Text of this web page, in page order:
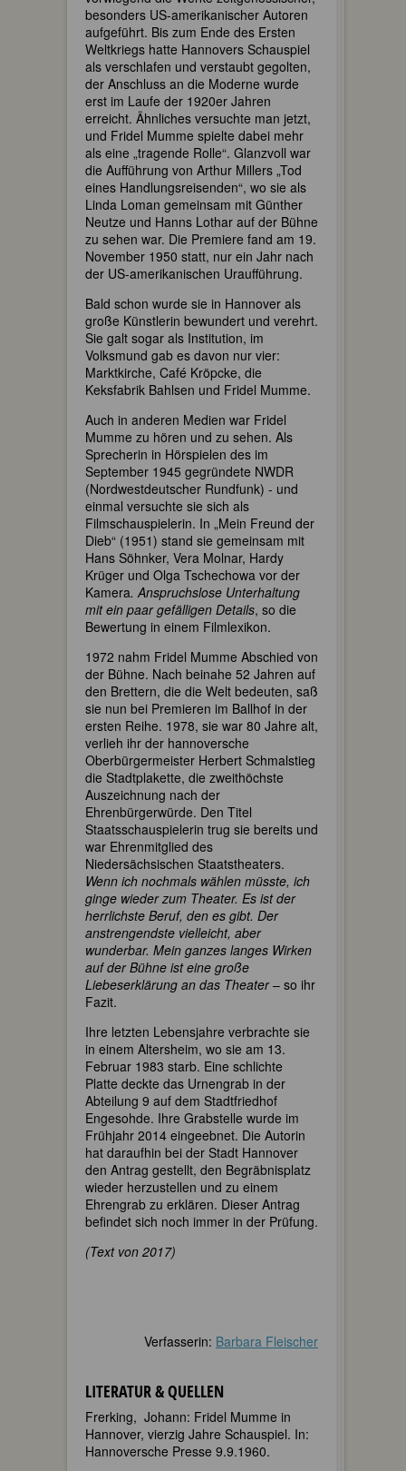
besonders US-amerikanischer Autoren
aufgeführt. Bis zum Ende des Ersten
Weltkriegs hatte Hannovers Schauspiel
als verschlafen und verstaubt gegolten,
der Anschluss an die Moderne wurde
erst im Laufe der 1920er Jahren
erreicht. Ähnliches versuchte man jetzt,
und Fridel Mumme spielte dabei mehr
als eine „tragende Rolle“. Glanzvoll war
die Aufführung von Arthur Millers „Tod
eines Handlungsreisenden“, wo sie als
Linda Loman gemeinsam mit Günther
Neutze und Hanns Lothar auf der Bühne
zu sehen war. Die Premiere fand am 19.
November 1950 statt, nur ein Jahr nach
der US-amerikanischen Uraufführung.
Bald schon wurde sie in Hannover als
große Künstlerin bewundert und verehrt.
Sie galt sogar als Institution, im
Volksmund gab es davon nur vier:
Marktkirche, Café Kröpcke, die
Keksfabrik Bahlsen und Fridel Mumme.
Auch in anderen Medien war Fridel
Mumme zu hören und zu sehen. Als
Sprecherin in Hörspielen des im
September 1945 gegründete NWDR
(Nordwestdeutscher Rundfunk) - und
einmal versuchte sie sich als
Filmschauspielerin. In „Mein Freund der
Dieb“ (1951) stand sie gemeinsam mit
Hans Söhnker, Vera Molnar, Hardy
Krüger und Olga Tschechowa vor der
Kamera. Anspruchslose Unterhaltung
mit ein paar gefälligen Details, so die
Bewertung in einem Filmlexikon.
1972 nahm Fridel Mumme Abschied von
der Bühne. Nach beinahe 52 Jahren auf
den Brettern, die die Welt bedeuten, saß
sie nun bei Premieren im Ballhof in der
ersten Reihe. 1978, sie war 80 Jahre alt,
verlieh ihr der hannoversche
Oberbürgermeister Herbert Schmalstieg
die Stadtplakette, die zweithöchste
Auszeichnung nach der
Ehrenbürgerwürde. Den Titel
Staatsschauspielerin trug sie bereits und
war Ehrenmitglied des
Niedersächsischen Staatstheaters.
Wenn ich nochmals wählen müsste, ich
ginge wieder zum Theater. Es ist der
herrlichste Beruf, den es gibt. Der
anstrengendste vielleicht, aber
wunderbar. Mein ganzes langes Wirken
auf der Bühne ist eine große
Liebeserklärung an das Theater– so ihr
Fazit.
Ihre letzten Lebensjahre verbrachte sie
in einem Altersheim, wo sie am 13.
Februar 1983 starb. Eine schlichte
Platte deckte das Urnengrab in der
Abteilung 9 auf dem Stadtfriedhof
Engesohde. Ihre Grabstelle wurde im
Frühjahr 2014 eingeebnet. Die Autorin
hat daraufhin bei der Stadt Hannover
den Antrag gestellt, den Begräbnisplatz
wieder herzustellen und zu einem
Ehrengrab zu erklären. Dieser Antrag
befindet sich noch immer in der Prüfung.
(Text von 2017)
Verfasserin: Barbara Fleischer
LITERATUR & QUELLEN
Frerking, Johann: Fridel Mumme in
Hannover, vierzig Jahre Schauspiel. In:
Hannoversche Presse 9.9.1960.